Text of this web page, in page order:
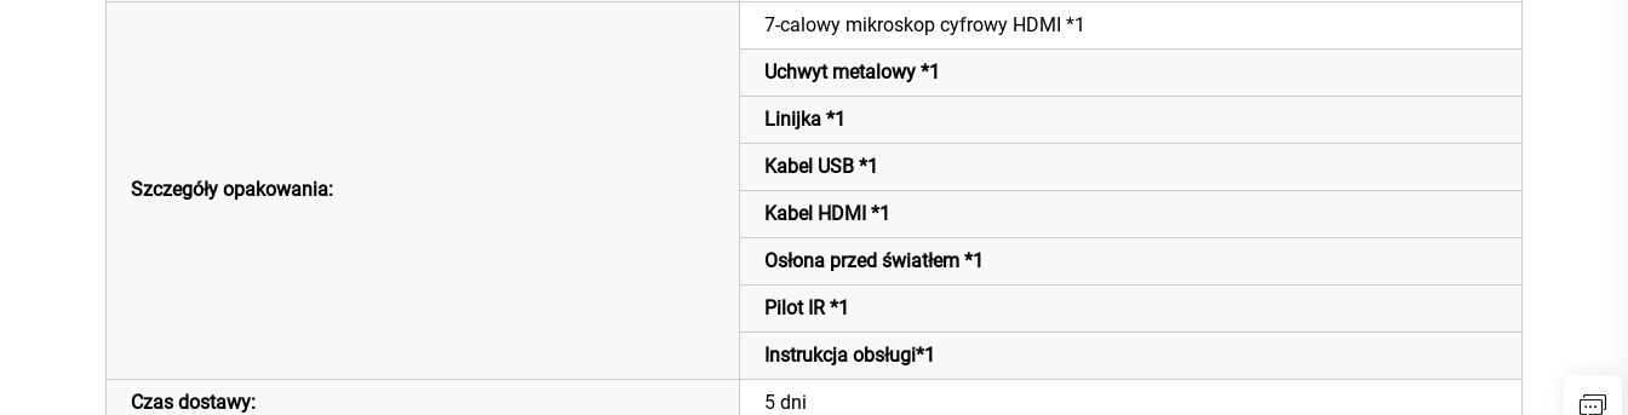
Szczegóły opakowania:
7-calowy mikroskop cyfrowy HDMI *1
Uchwyt metalowy *1
Linijka *1
Kabel USB *1
Kabel HDMI *1
Osłona przed światłem *1
Pilot IR *1
Instrukcja obsługi*1
Czas dostawy: 5 dni